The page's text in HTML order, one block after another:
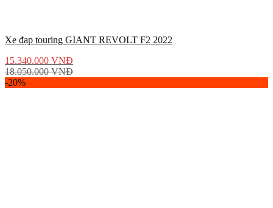
Xe đạp touring GIANT REVOLT F2 2022
15.340.000 VNĐ
18.050.000VNĐ
-20%